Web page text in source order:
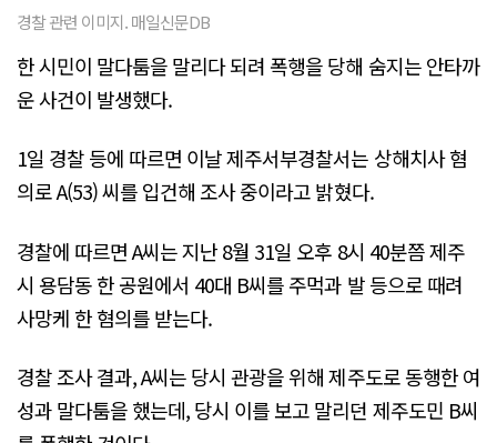
경찰 관련 이미지. 매일신문DB
한 시민이 말다툼을 말리다 되려 폭행을 당해 숨지는 안타까
운 사건이 발생했다.
1일 경찰 등에 따르면 이날 제주서부경찰서는 상해치사 혐
의로 A(53) 씨를 입건해 조사 중이라고 밝혔다.
경찰에 따르면 A씨는 지난 8월 31일 오후 8시 40분쯤 제주
시 용담동 한 공원에서 40대 B씨를 주먹과 발 등으로 때려
사망케 한 혐의를 받는다.
경찰 조사 결과, A씨는 당시 관광을 위해 제주도로 동행한 여
성과 말다툼을 했는데, 당시 이를 보고 말리던 제주도민 B씨